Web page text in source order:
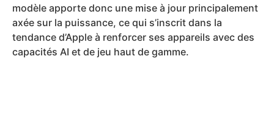
modèle apporte donc une mise à jour principalement
axée sur la puissance, ce qui s’inscrit dans la
tendance d’Apple à renforcer ses appareils avec des
capacités AI et de jeu haut de gamme.